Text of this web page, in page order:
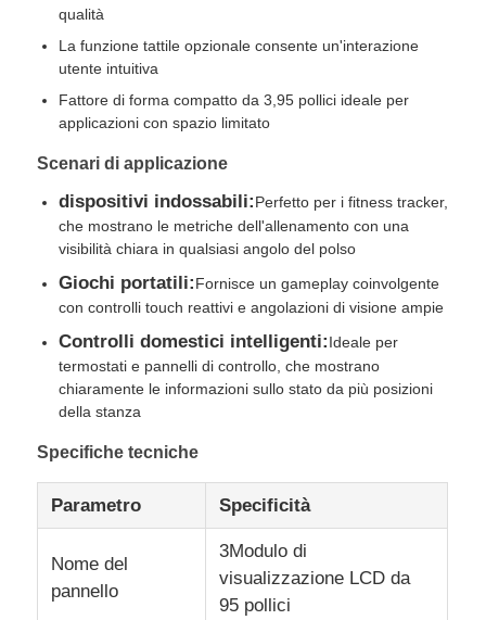
IPS di esposizione dell'affissione a cristalli liquidi
Touch screen TFT LCD
monitor LCD portatile
Modulo display OLED
Esposizione LCD dell'automobile
schermo LCD circolare
Display E-Paper
qualità
La funzione tattile opzionale consente un'interazione
utente intuitiva
Fattore di forma compatto da 3,95 pollici ideale per
applicazioni con spazio limitato
Scenari di applicazione
dispositivi indossabili:Perfetto per i fitness tracker,
che mostrano le metriche dell'allenamento con una
visibilità chiara in qualsiasi angolo del polso
Giochi portatili:Fornisce un gameplay coinvolgente
con controlli touch reattivi e angolazioni di visione ampie
Controlli domestici intelligenti:Ideale per
termostati e pannelli di controllo, che mostrano
chiaramente le informazioni sullo stato da più posizioni
della stanza
Specifiche tecniche
Parametro Specificità
Nome del
pannello
3Modulo di
visualizzazione LCD da
95 pollici